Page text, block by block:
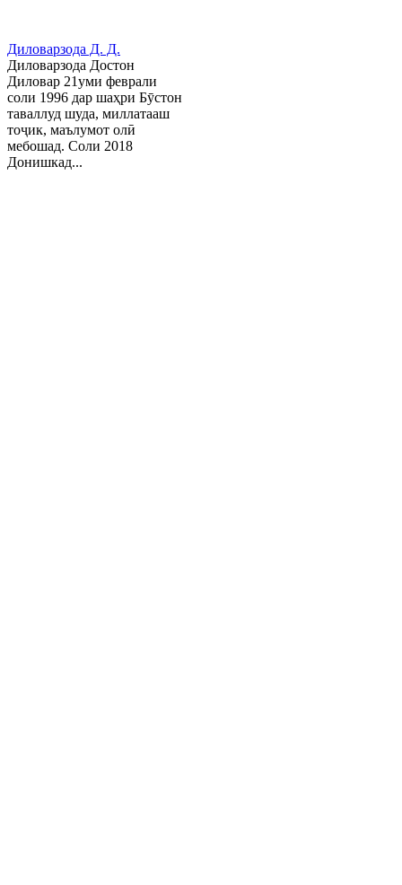
Диловарзода Д. Д.
Диловарзода Достон
Диловар 21уми феврали
соли 1996 дар шаҳри Бӯстон
таваллуд шуда, миллатааш
тоҷик, маълумот олӣ
мебошад. Соли 2018
Донишкад...